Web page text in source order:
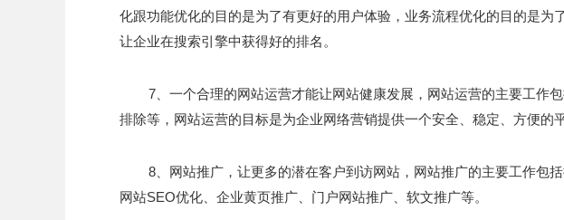
化跟功能优化的目的是为了有更好的用户体验，业务流程优化的目的是为
让企业在搜索引擎中获得好的排名。
7、一个合理的网站运营才能让网站健康发展，网站运营的主要工作
排除等，网站运营的目标是为企业网络营销提供一个安全、稳定、方便的平
8、网站推广，让更多的潜在客户到访网站，网站推广的主要工作包
网站SEO优化、企业黄页推广、门户网站推广、软文推广等。